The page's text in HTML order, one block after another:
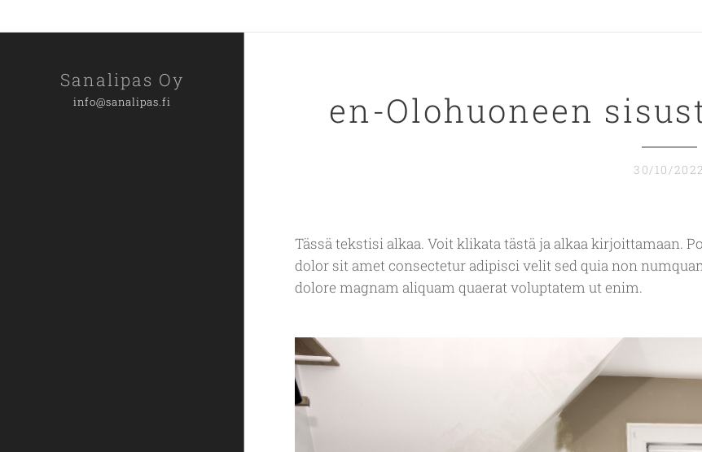
Sanalipas Oy
info@sanalipas.fi en-Olohuoneen
30/10/2022
Tässä tekstisi alkaa. Voit klikata tästä ja alkaa kirjoittamaan.
dolor sit amet consectetur adipisci velit sed quia non
dolore magnam aliquam quaerat voluptatem ut enim.